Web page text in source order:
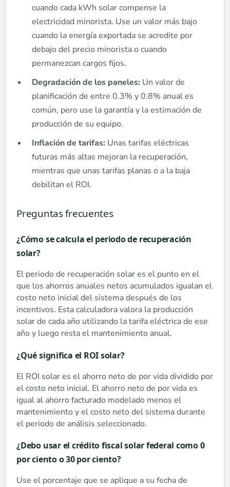
cuando cada kWh solar compense la
electricidad minorista. Use un valor más bajo
cuando la energía exportada se acredite por
debajo del precio minorista o cuando
permanezcan cargos fijos.
Degradación de los paneles: Un valor de
planificación de entre 0.3% y 0.8% anual es
común, pero use la garantía y la estimación de
producción de su equipo.
Inflación de tarifas: Unas tarifas eléctricas
futuras más altas mejoran la recuperación,
mientras que unas tarifas planas o a la baja
debilitan el ROI.
Preguntas frecuentes
¿Cómo se calcula el periodo de recuperación
solar?
El periodo de recuperación solar es el punto en el
que los ahorros anuales netos acumulados igualan el
costo neto inicial del sistema después de los
incentivos. Esta calculadora valora la producción
solar de cada año utilizando la tarifa eléctrica de ese
año y luego resta el mantenimiento anual.
¿Qué significa el ROI solar?
El ROI solar es el ahorro neto de por vida dividido por
el costo neto inicial. El ahorro neto de por vida es
igual al ahorro facturado modelado menos el
mantenimiento y el costo neto del sistema durante
el periodo de análisis seleccionado.
¿Debo usar el crédito fiscal solar federal como 0
por ciento o 30 por ciento?
Use el porcentaje que se aplique a su fecha de